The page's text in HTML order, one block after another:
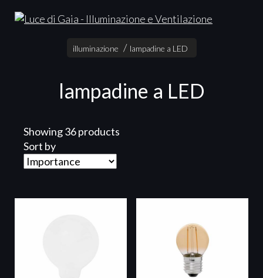
illuminazione lampadine a LED
lampadine a LED
Showing 36 products
Sort by